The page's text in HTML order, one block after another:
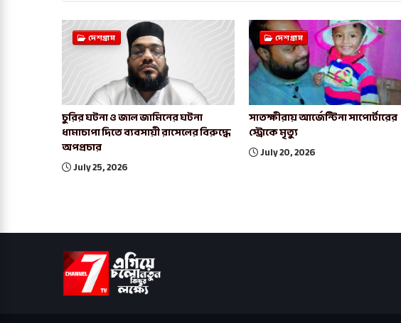
দেশগ্রাম
চুরির ঘটনা ও জাল জামিনের ঘটনা
ধামাচাপা দিতে ব্যবসায়ী রাসেলের বিরুদ্ধে
অপপ্রচার
July 25, 2026
দেশগ্রাম
সাতক্ষীরায় আর্জেন্টিনা সাপোর্টারের
স্ট্রোকে মৃত্যু
July 20, 2026